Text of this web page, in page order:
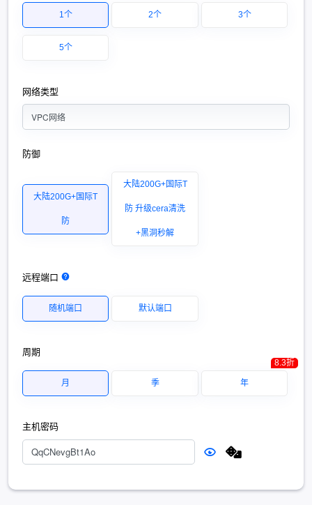
1个 2个 3个
5个
网络类型
VPC网络
防御
大陆200G+国际T
防
大陆200G+国际T
防 升级cera清洗
+黑洞秒解
远程端口
随机端口 默认端口
周期
月 季 年
8.3折
主机密码